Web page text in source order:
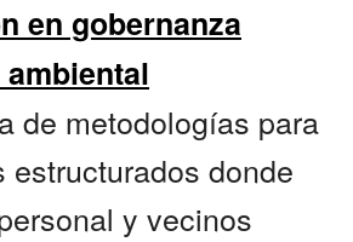
en gobernanza
de metodologías para
estructurados donde
y vecinos